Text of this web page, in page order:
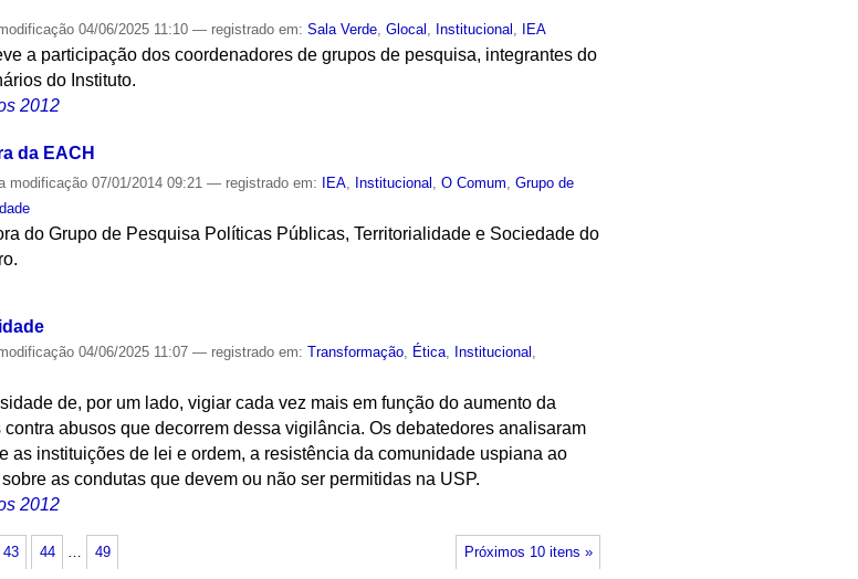
04/06/2025 11:10— registrado em:Sala Verde ,Glocal Institucional IEA
a participação dos coordenadores de grupos de pesquisa, integrantes do
do Instituto.
2012
da EACH
modificação 07/01/2014 09:21— registrado em: IEA Institucional ,O Comum ,Grupo de
do Grupo de Pesquisa Políticas Públicas, Territorialidade e Sociedade do
04/06/2025 11:07— registrado em:Transformação, Ética, Institucional ,
de, por um lado, vigiar cada vez mais em função do aumento da
abusos que decorrem dessa vigilância. Os debatedores analisaram
as instituições de lei e ordem, a resistência da comunidade uspiana ao
as condutas que devem ou não ser permitidas na USP.
2012
Próximos 10 itens »
43 44 49